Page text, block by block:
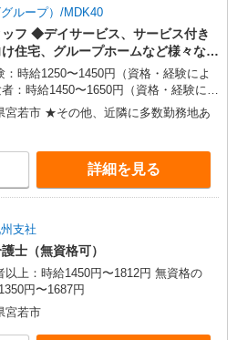
ループ）/MDK40
フ ◆デイサービス、サービス付き
住宅、グループホームなど様々な勤
べます。
：時給1250〜1450円（資格・経験によ
：時給1450〜1650円（資格・経験によ
◆支払い方法 ※日払
/月払い対応も可能です。詳しくは面談時
ださい。 ◆交通費：別途全額支給 ※当
、近隣に多数勤務地あ
詳細を見る
支社
士（無資格可）
以上：時給1450円〜1812円 無資格の
円〜1687円
宮若市